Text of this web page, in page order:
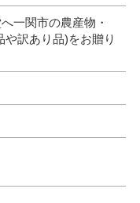
一関市の農産物・
や訳あり品)をお贈り